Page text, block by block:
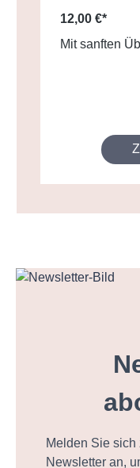
12,00 €*
Mit sanften
Melden Sie sich
Newsletter an,